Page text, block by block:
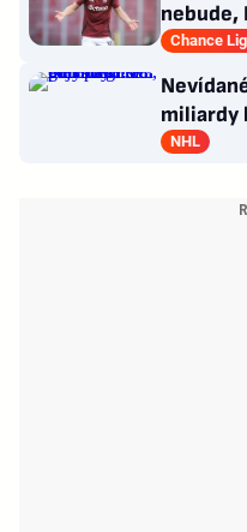
nebude,
ambice
Chance
miliardy
GM se hájí
NHL